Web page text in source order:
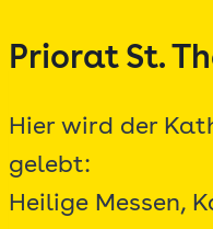
Inhalt
Priorat St.
Hier wird der
gelebt:
Heilige Messen,